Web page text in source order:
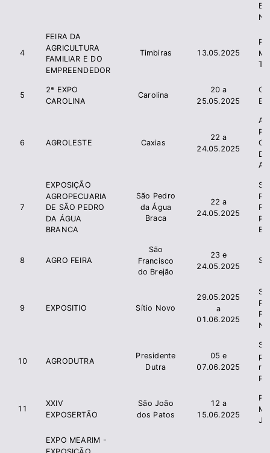
4
FEIRA DA
AGRICULTURA
FAMILIAR E DO
EMPREENDEDOR
Timbiras 13.05.2025
5
2ª EXPO
CAROLINA
Carolina
20 a
25.05.2025
E
6 AGROLESTE Caxias
22 a
24.05.2025
7
EXPOSIÇÃO
AGROPECUARIA
DE SÃO PEDRO
DA ÁGUA
BRANCA
São Pedro
da Água
Braca
22 a
24.05.2025
8 AGRO FEIRA
São
Francisco
do Brejão
23 e
24.05.2025
9 EXPOSITIO Sítio Novo
29.05.2025
a
01.06.2025
10 AGRODUTRA
Presidente
Dutra
05 e
07.06.2025
11
XXIV
EXPOSERTÃO
São João
dos Patos
12 a
15.06.2025
EXPO MEARIM -
EXPOSIÇÃO